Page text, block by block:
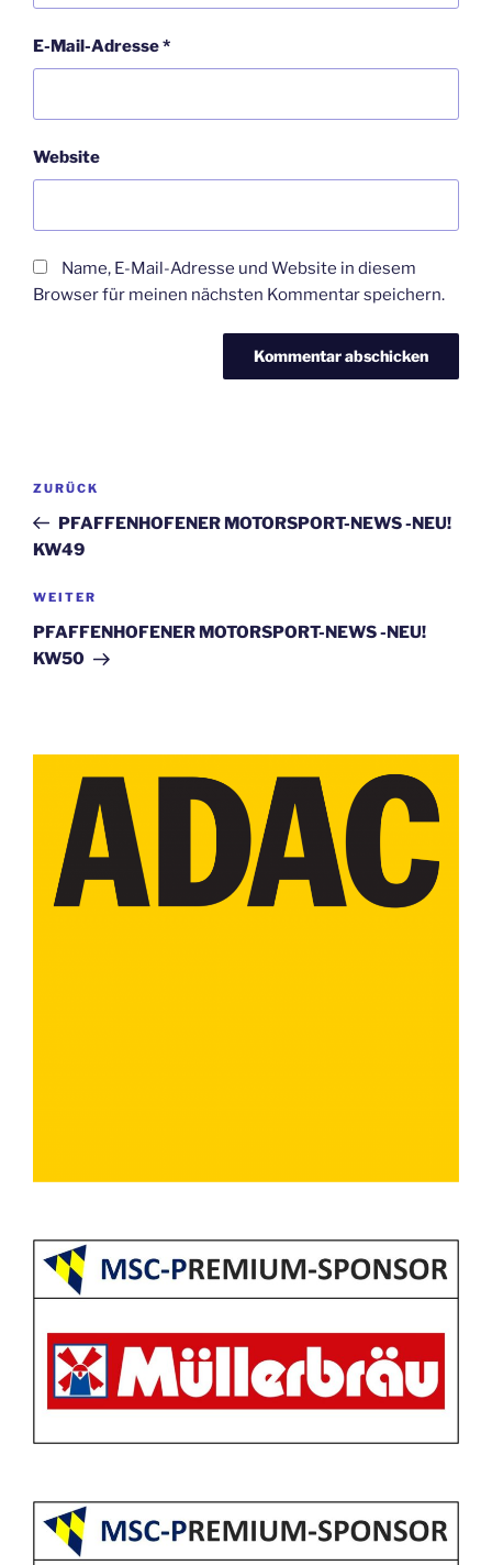
E-Mail-Adresse*
Website
Name, E-Mail-Adresse und Website in diesem
Browser für meinen nächsten Kommentar speichern.
Beitragsnavigation
Vorheriger
Beitrag
ZURÜCK
PFAFFENHOFENER MOTORSPORT-NEWS -NEU!
KW49
Nächster
Beitrag
WEITER
PFAFFENHOFENER MOTORSPORT-NEWS -NEU!
KW50